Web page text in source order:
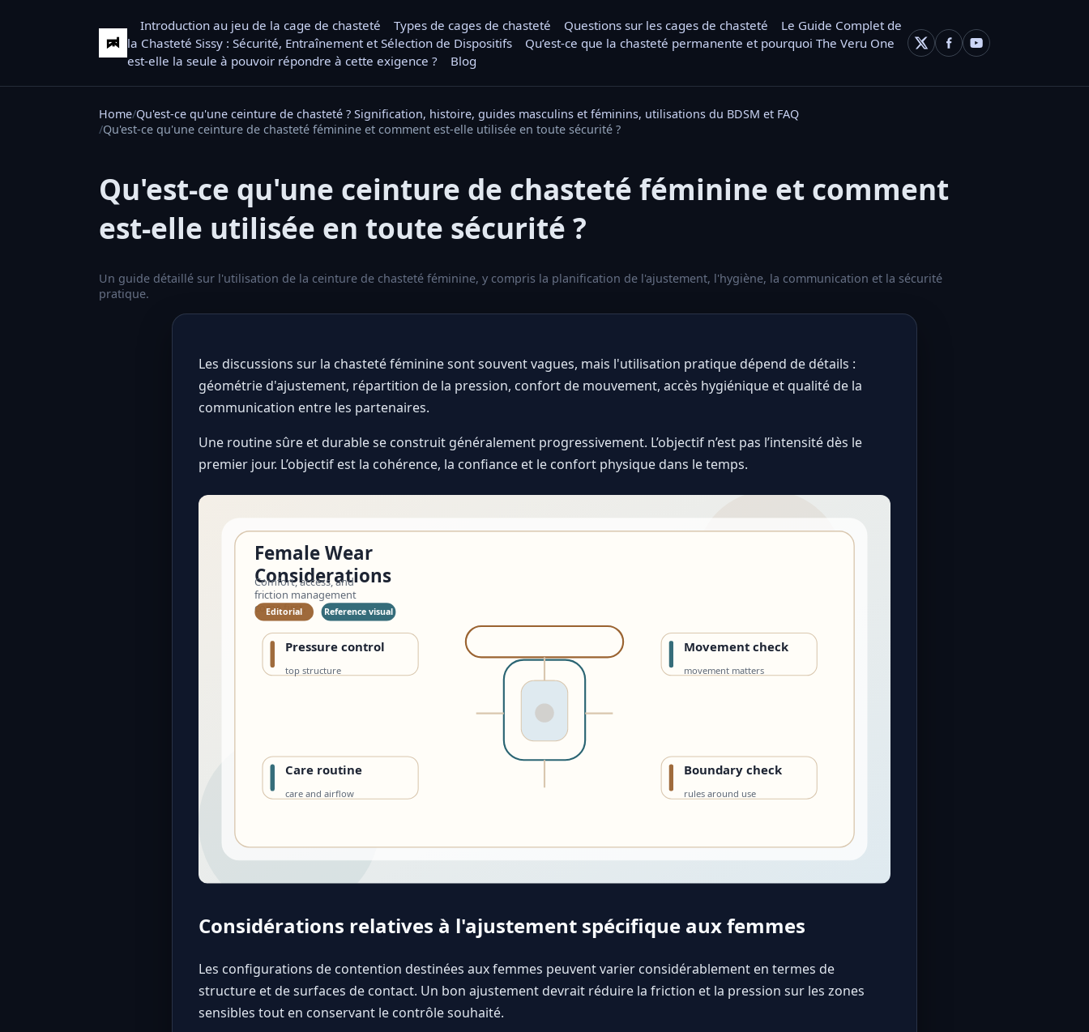
Introduction au jeu de la cage de chasteté Types de cages de chasteté Questions sur les cages de chasteté
Le Guide Complet de
la Chasteté Sissy : Sécurité, Entraînement et Sélection de Dispositifs
Qu’est-ce que la chasteté permanente et pourquoi The Veru One
est-elle la seule à pouvoir répondre à cette exigence ?
Blog
Home Qu'est-ce qu'une ceinture de chasteté ? Signification, histoire, guides masculins et féminins, utilisations du BDSM et FAQ
Qu'est-ce qu'une ceinture de chasteté féminine et comment est-elle utilisée en toute sécurité ?
Qu'est-ce qu'une ceinture de chasteté féminine et comment
est-elle utilisée en toute sécurité ?
Un guide détaillé sur l'utilisation de la ceinture de chasteté féminine, y compris la planification de l'ajustement, l'hygiène, la communication et la sécurité
pratique.
Les discussions sur la chasteté féminine sont souvent vagues, mais l'utilisation pratique dépend de détails :
géométrie d'ajustement, répartition de la pression, confort de mouvement, accès hygiénique et qualité de la
communication entre les partenaires.
Une routine sûre et durable se construit généralement progressivement. L’objectif n’est pas l’intensité dès le
premier jour. L’objectif est la cohérence, la confiance et le confort physique dans le temps.
Considérations relatives à l'ajustement spécifique aux femmes
Les configurations de contention destinées aux femmes peuvent varier considérablement en termes de
structure et de surfaces de contact. Un bon ajustement devrait réduire la friction et la pression sur les zones
sensibles tout en conservant le contrôle souhaité.